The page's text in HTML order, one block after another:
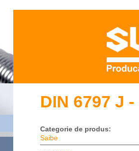
DIN 6797 J
Categorie de produs:
Saibe